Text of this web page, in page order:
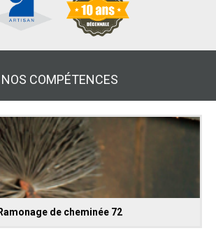
NOS COMPÉTENCES
Ramonage de cheminée 72